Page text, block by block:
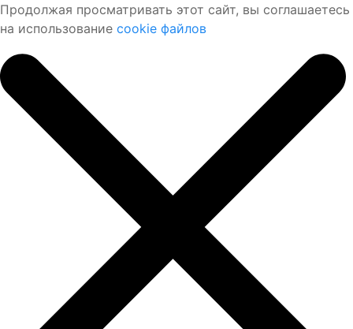
Продолжая просматривать этот сайт, вы соглашаетесь
на использование cookie файлов